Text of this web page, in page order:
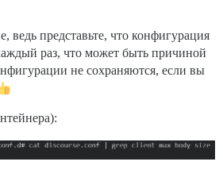
ведь представьте, что конфигурация
раз, что может быть причиной
не сохраняются, если вы